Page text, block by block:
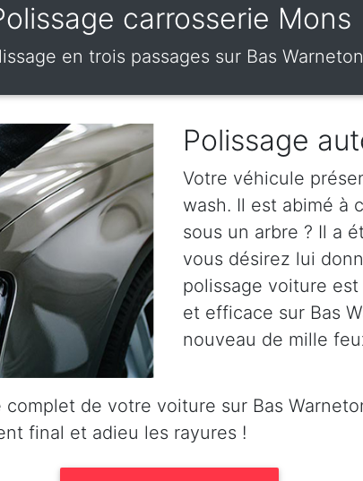
carrosserie Mons
en trois passages sur Bas Warneton
Polissage
Votre véhicule
wash. Il est abimé à
sous un arbre ? Il a
vous désirez lui
polissage voiture est
et efficace sur Bas
nouveau de mille
de votre voiture sur Bas
final et adieu les rayures !